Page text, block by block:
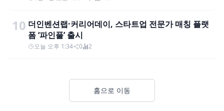
10 더인벤션랩·커리어데이, 스타트업 전문가 매칭 플랫
폼 ‘파인풀’ 출시
오늘 오후 1:34 0 2
홈으로 이동